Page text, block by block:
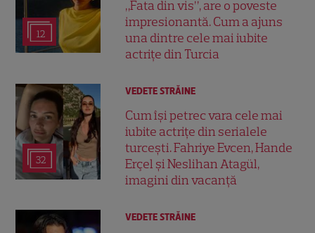
12
„Fata din vis”, are o poveste
impresionantă. Cum a ajuns
una dintre cele mai iubite
actrițe din Turcia
32
VEDETE STRĂINE
Cum își petrec vara cele mai
iubite actrițe din serialele
turcești. Fahriye Evcen, Hande
Erçel și Neslihan Atagül,
imagini din vacanță
VEDETE STRĂINE